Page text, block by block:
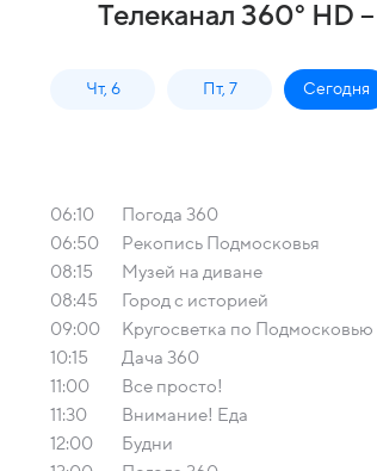
Телеканал 360° HD
Чт, 6 Пт, 7 Сегодня
06:10
Погода 360
06:50
Рекопись Подмосковья
08:15
Музей на диване
08:45
Город с историей
09:00
Кругосветка по Подмосковью
10:15
Дача 360
11:00
Все просто!
11:30
Внимание! Еда
12:00
Будни